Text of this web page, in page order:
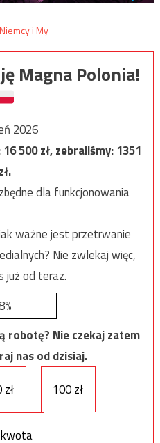
Magna Polonia!
2026
16 500zł, zebraliśmy:1351
zł.
dla funkcjonowania
ważne jest przetrwanie
Nie zwlekaj więc,
już od teraz.
robotę? Nie czekaj zatem
nas od dzisiaj.
zł 100 zł